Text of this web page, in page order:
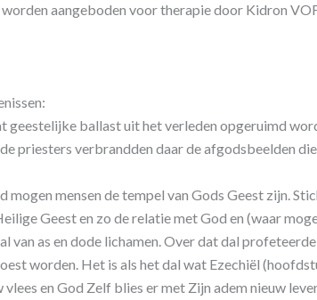
aangeboden voor therapie door Kidron
geestelijke ballast uit het verleden opgeruimd
priesters verbrandden daar de afgodsbeelden
mensen de tempel van Gods Geest zijn.
Geest en zo de relatie met God en (waar
van as en dode lichamen. Over dat dal
worden. Het is als het dal wat Ezechiël
en God Zelf blies er met Zijn adem nieuw